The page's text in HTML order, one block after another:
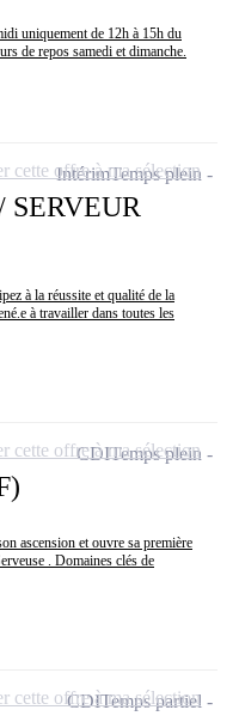
uniquement de 12h à 15h du
de repos samedi et dimanche.
à la réussite et qualité de la
à travailler dans toutes les
IntérimTemps plein
cette offre à ma sélection
ascension et ouvre sa première
. Domaines clés de
CDITemps plein
cette offre à ma sélection
CDITemps partiel
cette offre à ma sélection